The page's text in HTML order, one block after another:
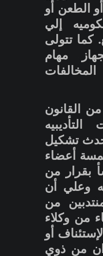
الطعن أو
إلي
كما تتولى
مهام
القانون
التأديبيه
تشكيل
أعضاء
بقرار من
وعلي أن
من
من وكلاء
أو
من ذوي